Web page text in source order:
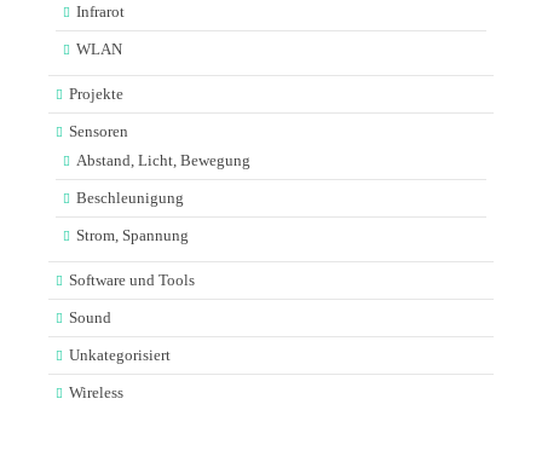
Infrarot
WLAN
Projekte
Sensoren
Abstand, Licht, Bewegung
Beschleunigung
Strom, Spannung
Software und Tools
Sound
Unkategorisiert
Wireless